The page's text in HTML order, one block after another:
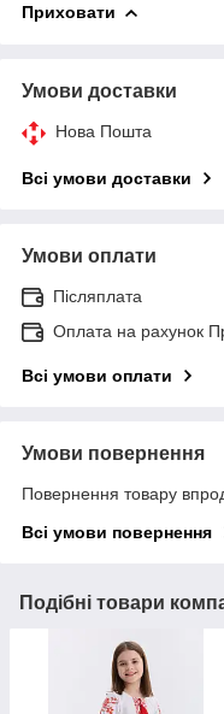
Приховати
Умови доставки
Нова Пошта
Всі умови доставки
Умови оплати
Післяплата
Оплата на рахунок
Всі умови оплати
Умови повернення
Повернення товару
Всі умови повернення
Подібні товари